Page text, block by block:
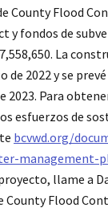
County Flood
y fondos de
La
de 2022 y se
2023. Para
esfuerzos de
bcvwd.org/
management-
llame a
County Flood